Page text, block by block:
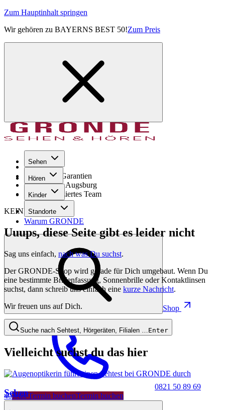
Zum Hauptinhalt springen
Wir gehören zu BAYERNS BEST 50!Zum Preis
Sehen
Hören
Kinder
Standorte
Warum GRONDE
Shop
0821 50 89 69
40Jetzt Termin buchenTermin buchen
Seit 1971
GRONDE Garantien
8× im Raum Augsburg
Hochqualifiziertes Team
KEINE SORGE!
Uuups, diese Seite gibt es leider nicht
Sag uns einfach, nach was Du suchst.
Der GRONDE-Shop wird gerade für Dich umgebaut. Wenn Du
eine bestimmte Brillenfassung, Sonnenbrille oder Kontaktlinsen
suchst, dann schreib uns einfach eine kurze Nachricht.
Wir freuen uns auf Dich.
Suche nach Sehtest, Hörgeräten, Filialen … Enter
Vielleicht suchst du das hier
Sehen